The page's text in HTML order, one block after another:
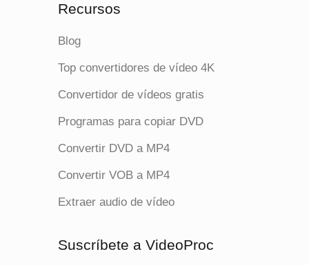
Recursos
Blog
Top convertidores de vídeo 4K
Convertidor de vídeos gratis
Programas para copiar DVD
Convertir DVD a MP4
Convertir VOB a MP4
Extraer audio de vídeo
Suscríbete a VideoProc